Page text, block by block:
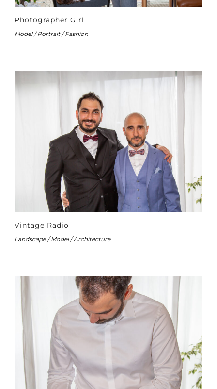
Photographer Girl
Model / Portrait / Fashion
Vintage Radio
Landscape / Model / Architecture